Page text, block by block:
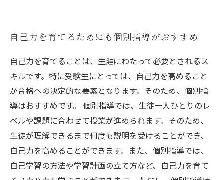
自己力を育てるためにも個別指導がおすすめ
自己力を育てることは、生涯にわたって必要とされるス
キルです。特に受験生にとっては、自己力を高めること
が合格への決定的な要素となります。そのため、個別指
導はおすすめです。 個別指導では、生徒一人ひとりのレ
ベルや課題に合わせて授業が進められます。そのため、
生徒が理解できるまで何度も説明を受けることができ、
自己力を高めることができます。また、個別指導では、
自己学習の方法や学習計画の立て方など、自己力を育て